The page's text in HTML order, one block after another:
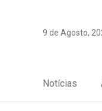
9 de Agosto,
Notícias